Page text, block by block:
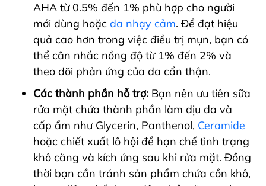
AHA từ 0.5% đến 1% phù hợp cho người
mới dùng hoặc da nhạy cảm. Để đạt hiệu
quả cao hơn trong việc điều trị mụn, bạn có
thể cân nhắc nồng độ từ 1% đến 2% và
theo dõi phản ứng của da cẩn thận.
Các thành phần hỗ trợ: Bạn nên ưu tiên sữa
rửa mặt chứa thành phần làm dịu da và
cấp ẩm như Glycerin, Panthenol, Ceramide
hoặc chiết xuất lô hội để hạn chế tình trạng
khô căng và kích ứng sau khi rửa mặt. Đồng
thời bạn cần tránh sản phẩm chứa cồn khô,